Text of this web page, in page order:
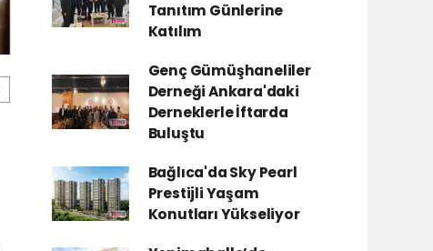
Tanıtım Günlerine
Katılım
Genç Gümüşhaneliler
Derneği Ankara'daki
Derneklerle İftarda
Buluştu
Bağlıca'da Sky Pearl
Prestijli Yaşam
Konutları Yükseliyor